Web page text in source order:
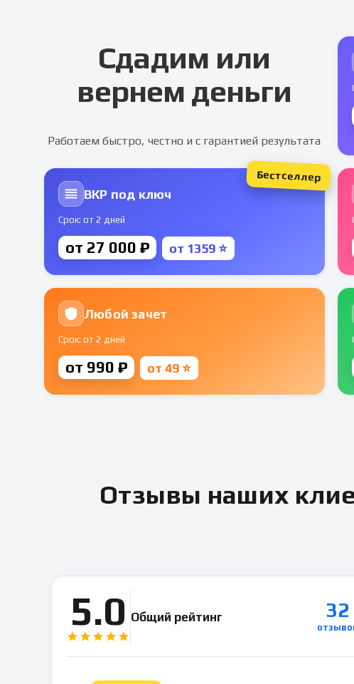
Сдадим или
вернем деньги
Работаем быстро, честно и с гарантией результата
ВКР под ключ
Срок: от 2 дней
от 27 000 ₽ от 1359 ⭐
Бестселлер
Любой зачет
Срок: от 2 дней
от 990 ₽ от 49 ⭐
Отзывы наших
5.0 Общий рейтинг 32